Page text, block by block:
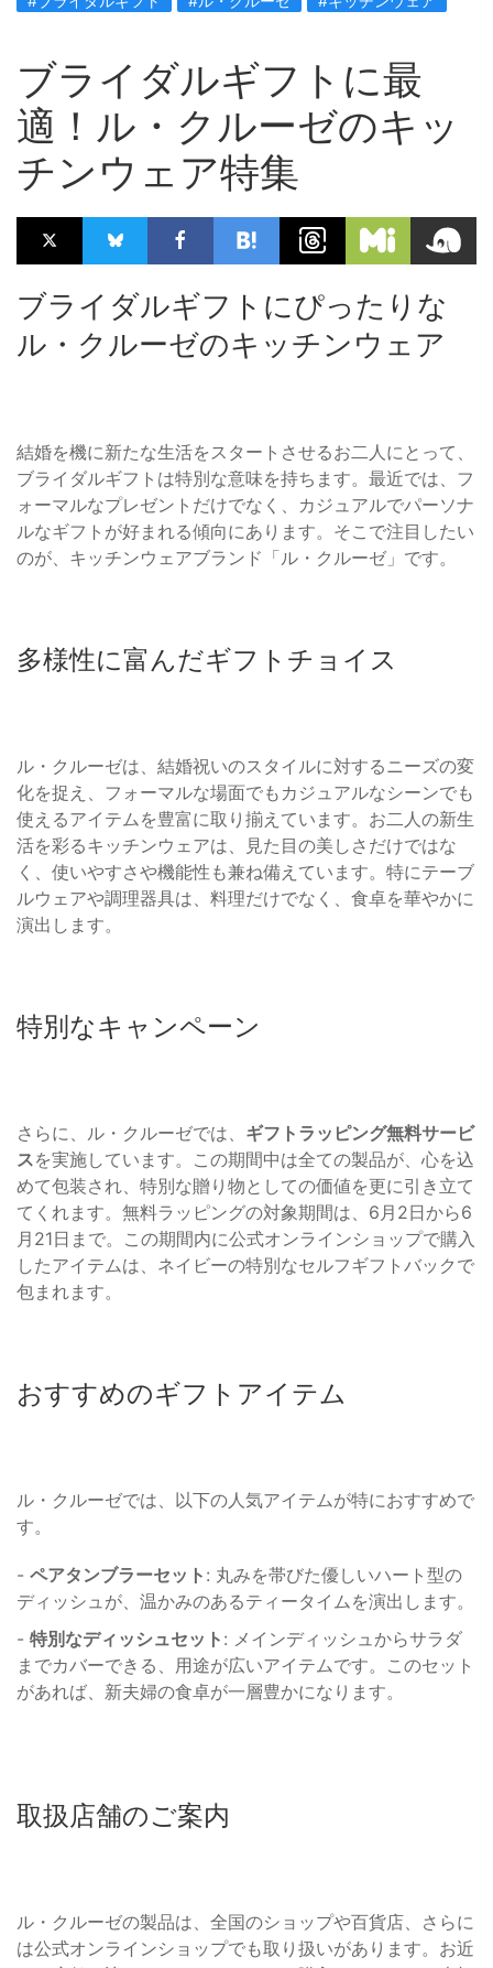
ブライダルギフトに最
適！ル・クルーゼのキッ
チンウェア特集
ブライダルギフトにぴったりな
ル・クルーゼのキッチンウェア
結婚を機に新たな生活をスタートさせるお二人にとって、
ブライダルギフトは特別な意味を持ちます。最近では、フ
ォーマルなプレゼントだけでなく、カジュアルでパーソナ
ルなギフトが好まれる傾向にあります。そこで注目したい
のが、キッチンウェアブランド「ル・クルーゼ」です。
多様性に富んだギフトチョイス
ル・クルーゼは、結婚祝いのスタイルに対するニーズの変
化を捉え、フォーマルな場面でもカジュアルなシーンでも
使えるアイテムを豊富に取り揃えています。お二人の新生
活を彩るキッチンウェアは、見た目の美しさだけではな
く、使いやすさや機能性も兼ね備えています。特にテーブ
ルウェアや調理器具は、料理だけでなく、食卓を華やかに
演出します。
特別なキャンペーン
さらに、ル・クルーゼでは、 ギフトラッピング無料サービ
スを実施しています。この期間中は全ての製品が、心を込
めて包装され、特別な贈り物としての価値を更に引き立て
てくれます。無料ラッピングの対象期間は、6月2日から6
月21日まで。この期間内に公式オンラインショップで購入
したアイテムは、ネイビーの特別なセルフギフトバックで
包まれます。
おすすめのギフトアイテム
ル・クルーゼでは、以下の人気アイテムが特におすすめで
す。
- ペアタンブラーセット : 丸みを帯びた優しいハート型の
ディッシュが、温かみのあるティータイムを演出します。
- 特別なディッシュセット : メインディッシュからサラダ
までカバーできる、用途が広いアイテムです。このセット
があれば、新夫婦の食卓が一層豊かになります。
取扱店舗のご案内
ル・クルーゼの製品は、全国のショップや百貨店、さらに
は公式オンラインショップでも取り扱いがあります。お近